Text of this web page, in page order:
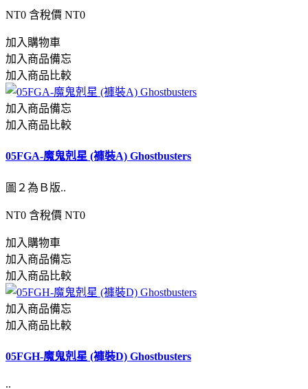
NT0 含稅價 NT0
加入購物車
加入商品備忘
加入商品比較
加入商品備忘
加入商品比較
05FGA-魔鬼剋星 (褲裝A) Ghostbusters
圖２為Ｂ版..
NT0 含稅價 NT0
加入購物車
加入商品備忘
加入商品比較
加入商品備忘
加入商品比較
05FGH-魔鬼剋星 (褲裝D) Ghostbusters
..